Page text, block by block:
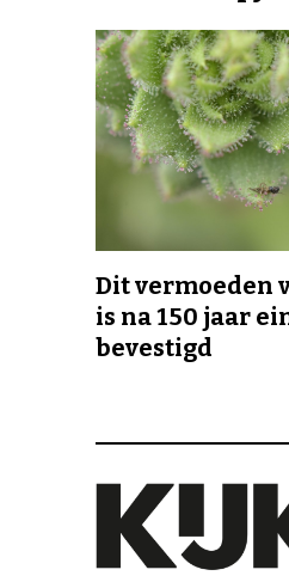
Dit vermoeden
is na 150 jaar
bevestigd